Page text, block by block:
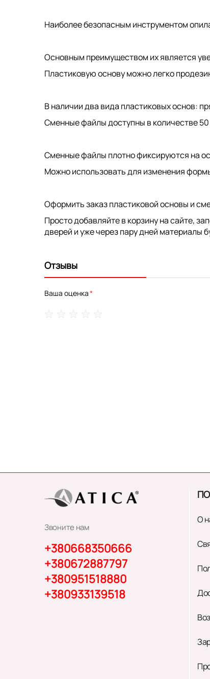
Наиболее безопасным инструментом
Основным преимуществом их является
Пластиковую основу можно легко
В наличии два вида пластиковых основ:
Сменные файлы доступны в количестве 50
Сменные файлы плотно фиксируются на
Можно использовать для изменения
Оформить заказ пластиковой основы и
Просто добавляйте в корзину на сайте,
дверей и уже через пару дней материалы
Отзывы
Ваша оценка
Звоните нам
+380668350666
+380672887797
+380951518880
+380933139518
О